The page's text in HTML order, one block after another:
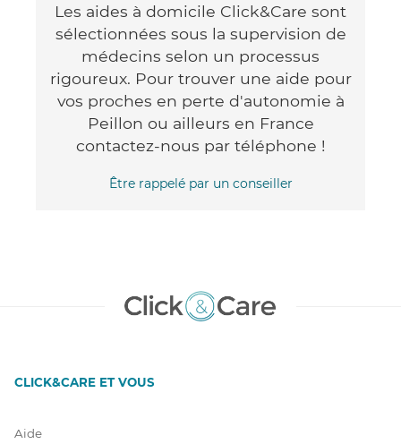
Les aides à domicile Click&Care sont
sélectionnées sous la supervision de
médecins selon un processus
rigoureux. Pour trouver une aide pour
vos proches en perte d'autonomie à
Peillon ou ailleurs en France
contactez-nous par téléphone !
Être rappelé par un conseiller
CLICK&CARE ET VOUS
Aide